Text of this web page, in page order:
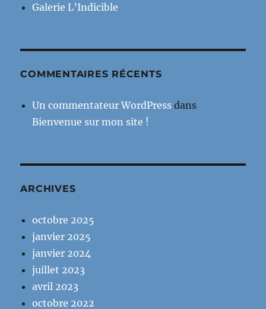
Galerie L’Indicible
COMMENTAIRES RÉCENTS
Un commentateur WordPress dans
Bienvenue sur mon site !
ARCHIVES
octobre 2025
janvier 2025
janvier 2024
juillet 2023
avril 2023
octobre 2022